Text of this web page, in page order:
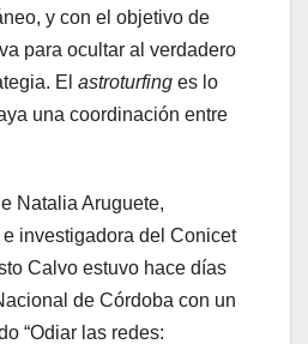
y con el objetivo de
para ocultar al verdadero
El astroturfing es lo
una coordinación entre
Natalia Aruguete,
investigadora del Conicet
Calvo estuvo hace días
de Córdoba con un
“Odiar las redes: